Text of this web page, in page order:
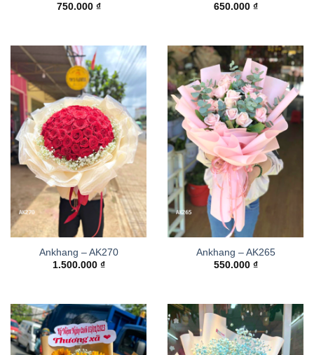
750.000 ₫
650.000 ₫
Ankhang – AK270
1.500.000 ₫
Ankhang – AK265
550.000 ₫